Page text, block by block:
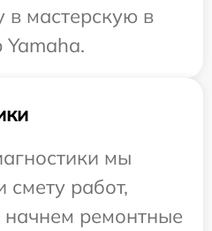
в мастерскую в
мы
смету работ,
ремонтные